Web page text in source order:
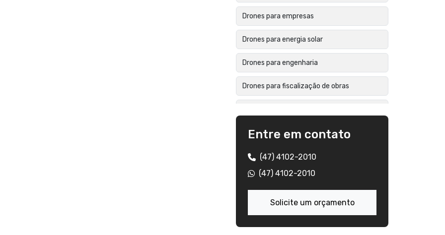
Drones para empresas
Drones para energia solar
Drones para engenharia
Drones para fiscalização de obras
Drones para inspeção industrial
Drones para mineração
Drones para prefeituras
Drones profissionais dji
Empresa de drones em santa catarina
Entre em contato
(47) 4102-2010
(47) 4102-2010
Solicite um orçamento